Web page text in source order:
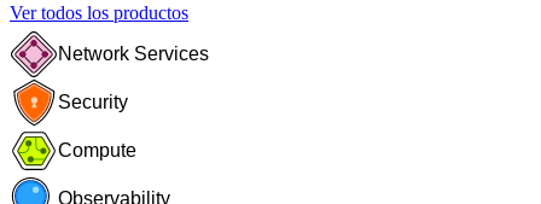
Ver todos los productos
Network Services
Security
Compute
Observability